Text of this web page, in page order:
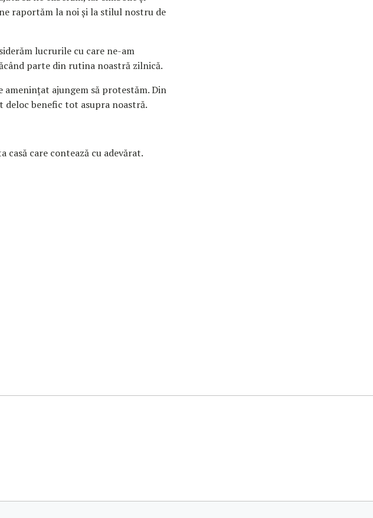
raportăm la noi și la stilul nostru de
lucrurile cu care ne-am
parte din rutina noastră zilnică.
amenințat ajungem să protestăm. Din
benefic tot asupra noastră.
casă care contează cu adevărat.